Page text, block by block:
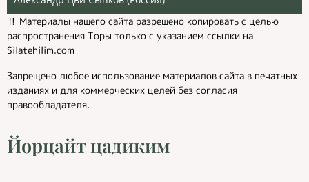
‼️ Материалы нашего сайта разрешено копировать с целью
распространения Торы только с указанием ссылки на
Silatehilim.com
Запрещено любое использование материалов сайта в печатных
изданиях и для коммерческих целей без согласия
правообладателя.
Йорцайт цадиким